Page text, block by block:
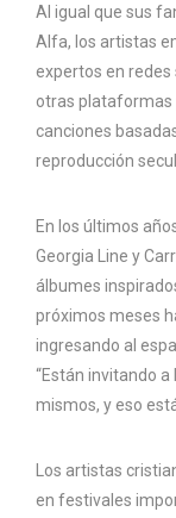
Al igual que sus
Alfa, los artistas
expertos en redes
otras plataformas
canciones
reproducción
En los últimos
Georgia Line y
álbumes
próximos meses
ingresando al
“Están invitando
mismos, y eso
Los artistas
en festivales